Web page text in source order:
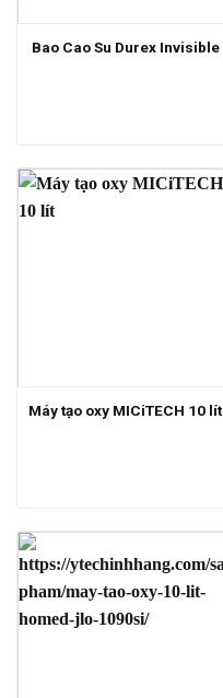
Bao Cao Su Durex Invisible
Máy tạo oxy MICiTECH 10 lít